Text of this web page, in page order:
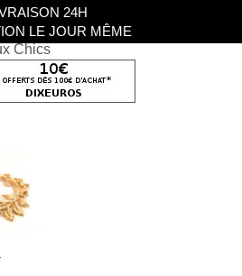
Chics
24H
LE JOUR MÊME